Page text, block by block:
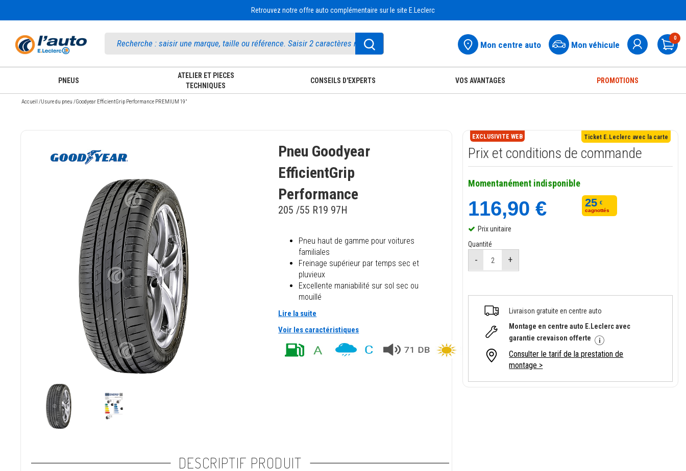
Retrouvez notre offre auto complémentaire sur le site E.Leclerc
Mon centre auto Mon véhicule
0
PNEUS
ATELIER ET PIECES
TECHNIQUES
CONSEILS D'EXPERTS VOS AVANTAGES PROMOTIONS
Accueil /Usure du pneu /Goodyear EfficientGrip Performance PREMIUM 19"
Pneu Goodyear
EfficientGrip
Performance
205 /55 R19 97H
Pneu haut de gamme pour voitures
familiales
Freinage supérieur par temps sec et
pluvieux
Excellente maniabilité sur sol sec ou
mouillé
Lire la suite
Voir les caractéristiques
DESCRIPTIF PRODUIT
EXCLUSIVITE WEB Ticket E.Leclerc avec la carte
Prix et conditions de commande
Momentanément indisponible
25 €
cagnottés
116,90 €
Prix unitaire
Quantité
Livraison gratuite en centre auto
Montage en centre auto E.Leclerc avec
garantie crevaison offerte
Consulter le tarif de la prestation de
montage >